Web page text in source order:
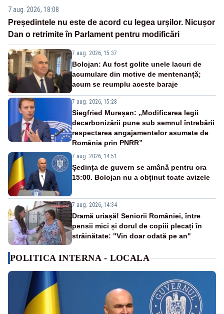
7 aug. 2026, 18:08
Președintele nu este de acord cu legea urșilor. Nicușor
Dan o retrimite în Parlament pentru modificări
7 aug. 2026, 15:37
Bolojan: Au fost golite unele lacuri de
acumulare din motive de mentenanță;
acum se reumplu aceste baraje
7 aug. 2026, 15:28
Siegfried Mureșan: „Modificarea legii
decarbonizării pune sub semnul întrebării
respectarea angajamentelor asumate de
România prin PNRR”
7 aug. 2026, 14:51
Ședința de guvern se amână pentru ora
15:00. Bolojan nu a obținut toate avizele
7 aug. 2026, 14:34
Dramă uriașă! Seniorii României, între
pensii mici și dorul de copiii plecați în
străinătate: "Vin doar odată pe an"
POLITICA INTERNA - LOCALA